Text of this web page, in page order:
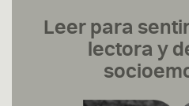
Leer para
lectora y